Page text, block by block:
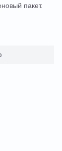
пакет.